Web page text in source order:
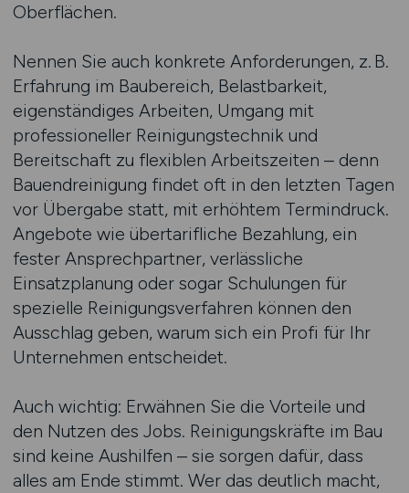
Oberflächen.
Nennen Sie auch konkrete Anforderungen, z. B.
Erfahrung im Baubereich, Belastbarkeit,
eigenständiges Arbeiten, Umgang mit
professioneller Reinigungstechnik und
Bereitschaft zu flexiblen Arbeitszeiten – denn
Bauendreinigung findet oft in den letzten Tagen
vor Übergabe statt, mit erhöhtem Termindruck.
Angebote wie übertarifliche Bezahlung, ein
fester Ansprechpartner, verlässliche
Einsatzplanung oder sogar Schulungen für
spezielle Reinigungsverfahren können den
Ausschlag geben, warum sich ein Profi für Ihr
Unternehmen entscheidet.
Auch wichtig: Erwähnen Sie die Vorteile und
den Nutzen des Jobs. Reinigungskräfte im Bau
sind keine Aushilfen – sie sorgen dafür, dass
alles am Ende stimmt. Wer das deutlich macht,